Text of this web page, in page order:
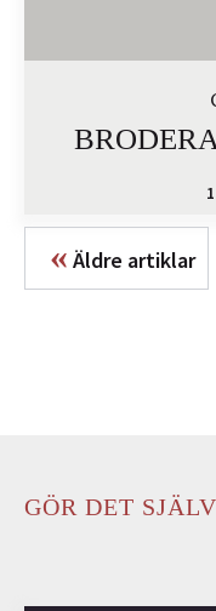
« Äldre artiklar
GÖR DET SJÄLV